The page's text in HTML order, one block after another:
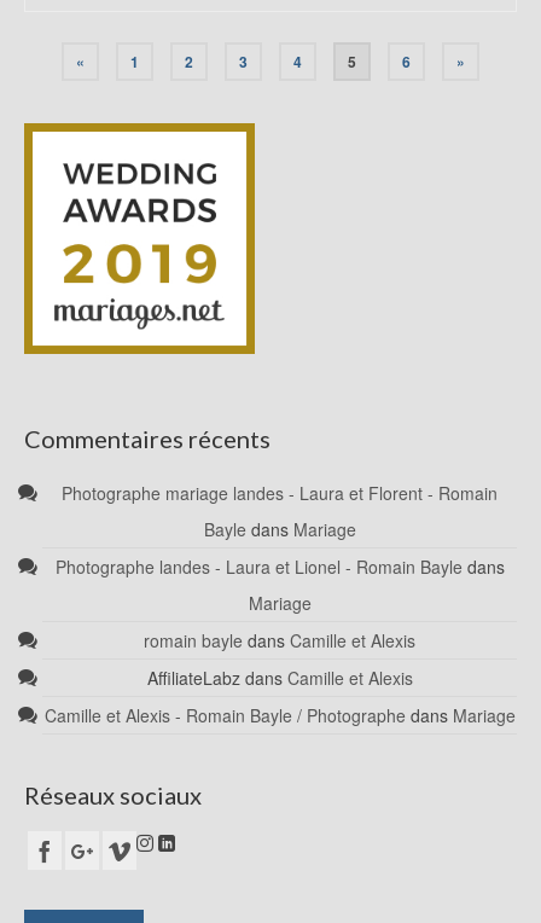
« 1 2 3 4 5 6 »
Commentaires récents
Photographe mariage landes - Laura et Florent - Romain
Bayle dans Mariage
Photographe landes - Laura et Lionel - Romain Bayle dans
Mariage
romain bayle dans Camille et Alexis
AffiliateLabzdans Camille et Alexis
Camille et Alexis - Romain Bayle / Photographe dans Mariage
Réseaux sociaux